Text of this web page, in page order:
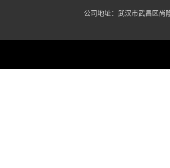
公司地址：武汉市武昌区尚